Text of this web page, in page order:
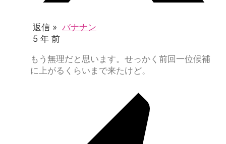
返信 » バナナン
5 年 前
もう無理だと思います。せっかく前回一位候補
に上がるくらいまで来たけど。